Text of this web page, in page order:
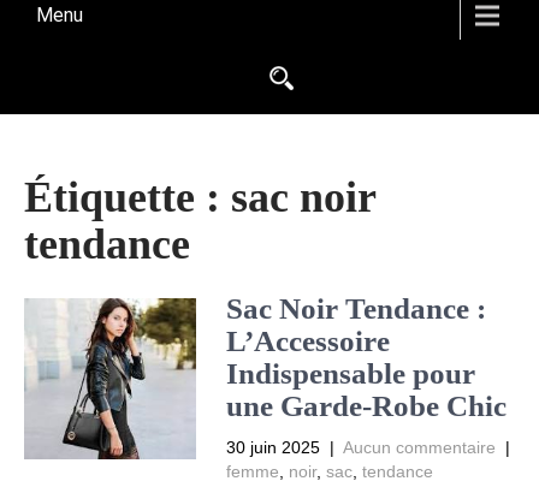
Menu
Étiquette : sac noir
tendance
Sac Noir Tendance :
L’Accessoire
Indispensable pour
une Garde-Robe Chic
30 juin 2025 | Aucun commentaire
|
femme
noir, sac, tendance